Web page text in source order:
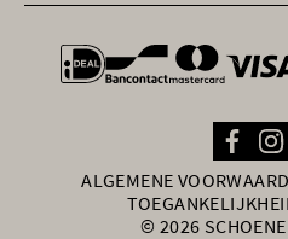
general.paymentOptions
ALGEMENE
© 2026